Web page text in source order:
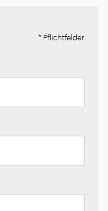
* Pflichtfelder